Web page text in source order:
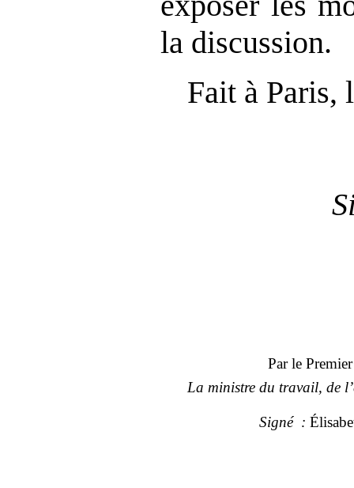
la discussion.
Fait à Paris,
Par le
La ministre du travail, de
Signé :